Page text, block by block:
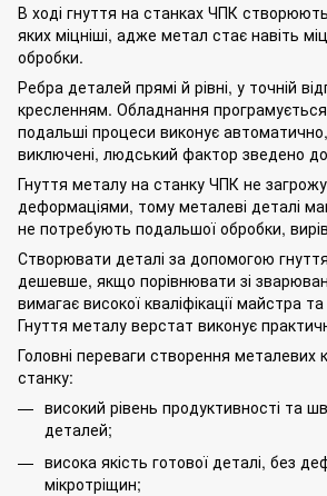
В ході гнуття на станках ЧПК
яких міцніші, адже метал стає навіть
обробки.
Ребра деталей прямі й рівні, у точній
кресленням. Обладнання програмується
подальші процеси виконує
виключені, людський фактор зведено
Гнуття металу на станку ЧПК не
деформаціями, тому металеві деталі
не потребують подальшої обробки,
Створювати деталі за допомогою
дешевше, якщо порівнювати зі
вимагає високої кваліфікації майстра
Гнуття металу верстат виконує
Головні переваги створення металевих
станку:
високий рівень продуктивності та
деталей;
висока якість готової деталі, без
мікротріщин;